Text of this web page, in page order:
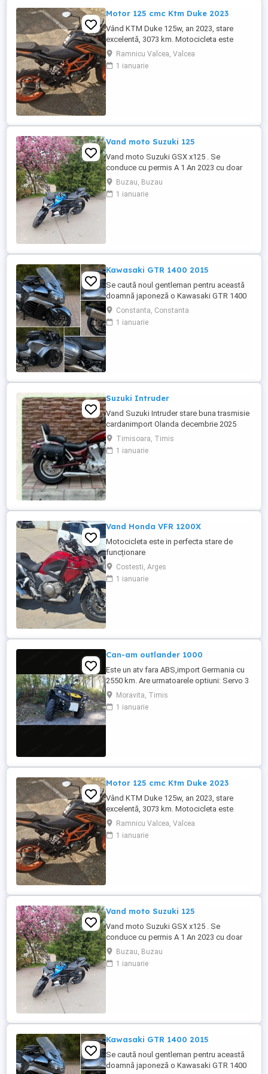
Motor 125 cmc Ktm Duke 2023
Vând KTM Duke 125w, an 2023, stare
excelentă, 3073 km. Motocicleta este
ideală pentru începători sau pentru oraș.
Fără daune, lovituri!
Ramnicu Valcea, Valcea
1 ianuarie
Vand moto Suzuki 125
Vand moto Suzuki GSX x125 . Se
conduce cu permis A 1 An 2023 cu doar
5000km Stare impecabila , fara cazaturi
ITP valabil pana in noiembrie 2027 Revizii
si schimb de ulei in service autorizat
Buzau, Buzau
1 ianuarie
Kawasaki GTR 1400 2015
Se caută noul gentleman pentru această
doamnă japoneză o Kawasaki GTR 1400
care încă întoarce priviri și iubește
kilometrii. A fost răsfățată, întreținută la
timp și tratată cu respect. O dau doar
Constanta, Constanta
1 ianuarie
Suzuki Intruder
Vand Suzuki Intruder stare buna trasmisie
cardanimport Olanda decembrie 2025
inmatriculat RO IN FEBRUARIE Nu raspund
la mesaje.Schimb cu ATV plus sau minus
diferenta
Timisoara, Timis
1 ianuarie
Vand Honda VFR 1200X
Motocicleta este in perfecta stare de
funcționare
Costesti, Arges
1 ianuarie
Can-am outlander 1000
Este un atv fara ABS,import Germania cu
2550 km. Are urmatoarele optiuni: Servo 3
nivele Suspensie FOX cu rebound Bullbar
fata Bullbar spate Handguardurile Can am
Jante beadlock
Moravita, Timis
1 ianuarie
Motor 125 cmc Ktm Duke 2023
Vând KTM Duke 125w, an 2023, stare
excelentă, 3073 km. Motocicleta este
ideală pentru începători sau pentru oraș.
Fără daune, lovituri!
Ramnicu Valcea, Valcea
1 ianuarie
Vand moto Suzuki 125
Vand moto Suzuki GSX x125 . Se
conduce cu permis A 1 An 2023 cu doar
5000km Stare impecabila , fara cazaturi
ITP valabil pana in noiembrie 2027 Revizii
si schimb de ulei in service autorizat
Buzau, Buzau
1 ianuarie
Kawasaki GTR 1400 2015
Se caută noul gentleman pentru această
doamnă japoneză o Kawasaki GTR 1400